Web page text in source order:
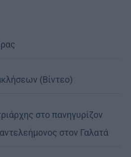
(Βίντεο)
στο πανηγυρίζον
στον Γαλατά